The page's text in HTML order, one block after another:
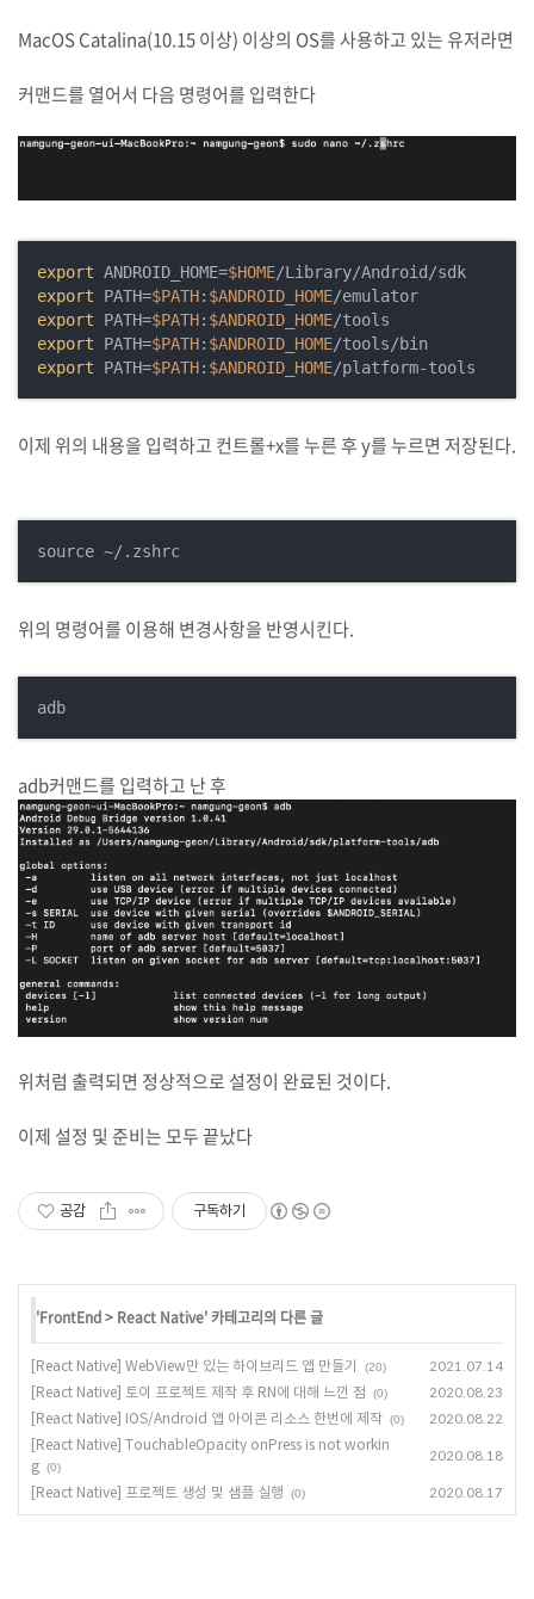
MacOS Catalina(10.15 이상) 이상의 OS를 사용하고 있는 유저라면
커맨드를 열어서 다음 명령어를 입력한다
export ANDROID_HOME=$HOME
export PATH=$PATH: $ANDROID_HOME
export PATH=$PATH: $ANDROID_HOME
export PATH=$PATH: $ANDROID_HOME
export PATH=$PATH: $ANDROID_HOME/platform-tools
이제 위의 내용을 입력하고 컨트롤+x를 누른 후 y를 누르면 저장된다.
source ~/.zshrc
위의 명령어를 이용해 변경사항을 반영시킨다.
adb
adb커맨드를 입력하고 난 후
위처럼 출력되면 정상적으로 설정이 완료된 것이다.
이제 설정 및 준비는 모두 끝났다
공감 구독하기
'FrontEnd> React Native' 카테고리의 다른 글
[React Native] WebView만 있는 하이브리드 앱 만들기 (20) 2021.07.14
[React Native] 토이 프로젝트 제작 후 RN에 대해 느낀 점 (0) 2020.08.23
[React Native] IOS/Android 앱 아이콘 리소스 한번에 제작 (0) 2020.08.22
[React Native] TouchableOpacity onPress is not workin
g (0)
2020.08.18
[React Native] 프로젝트 생성 및 샘플 실행 (0) 2020.08.17